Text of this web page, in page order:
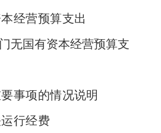
经营预算支出
无国有资本经营预算支
事项的情况说明
行经费